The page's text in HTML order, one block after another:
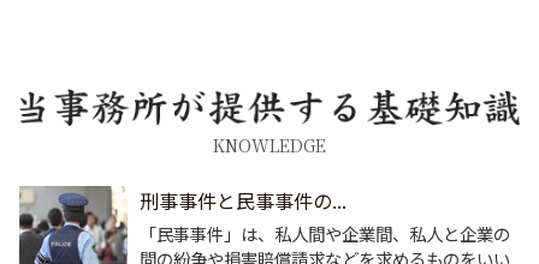
KNOWLEDGE
刑事事件と民事事件の...
「民事事件」は、私人間や企業間、私人と企業の
間の紛争や損害賠償請求などを求めるものをいい